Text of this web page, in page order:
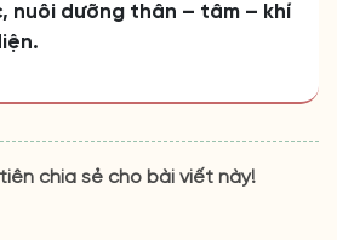
nuôi dưỡng thân – tâm – khí
chia sẻ cho bài viết này!